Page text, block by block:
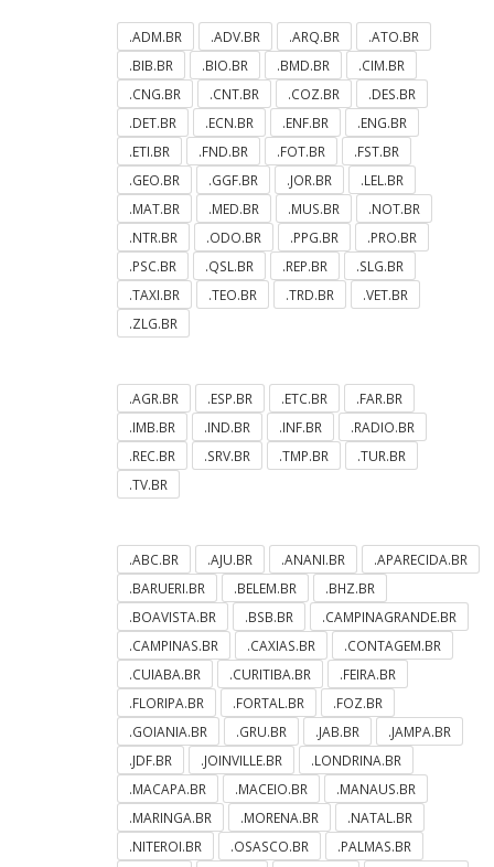
.ADM.BR .ADV.BR .ARQ.BR
.ATO.BR
.BIB.BR
.BIO.BR .BMD.BR
.CIM.BR
.CNG.BR
.CNT.BR .COZ.BR
.DES.BR
.DET.BR
.ECN.BR .ENF.BR
.ENG.BR
.ETI.BR
.FND.BR .FOT.BR
.FST.BR
.GEO.BR
.GGF.BR .JOR.BR
.LEL.BR
.MAT.BR
.MED.BR .MUS.BR
.NOT.BR
.NTR.BR
.ODO.BR .PPG.BR
.PRO.BR
.PSC.BR
.QSL.BR .REP.BR
.SLG.BR
.TAXI.BR
.TEO.BR .TRD.BR
.VET.BR
.ZLG.BR
.AGR.BR .ESP.BR .ETC.BR
.FAR.BR
.IMB.BR
.IND.BR .INF.BR
.RADIO.BR
.REC.BR
.SRV.BR .TMP.BR
.TUR.BR
.TV.BR
.ABC.BR .AJU.BR .ANANI.BR
.APARECIDA.BR
.BARUERI.BR
.BELEM.BR
.BHZ.BR
.BOAVISTA.BR
.BSB.BR
.CAMPINAGRANDE.BR
.CAMPINAS.BR
.CAXIAS.BR
.CONTAGEM.BR
.CUIABA.BR
.CURITIBA.BR
.FEIRA.BR
.FLORIPA.BR
.FORTAL.BR
.FOZ.BR
.GOIANIA.BR
.GRU.BR .JAB.BR
.JAMPA.BR
.JDF.BR
.JOINVILLE.BR
.LONDRINA.BR
.MACAPA.BR
.MACEIO.BR
.MANAUS.BR
.MARINGA.BR
.MORENA.BR
.NATAL.BR
.NITEROI.BR
.OSASCO.BR
.PALMAS.BR